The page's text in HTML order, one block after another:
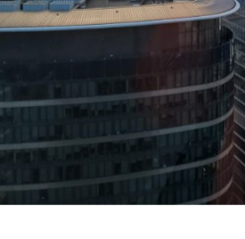
Webinar Konkursowy, którego
historyk sztuki Anita
właścicielka domu aukcyjnego